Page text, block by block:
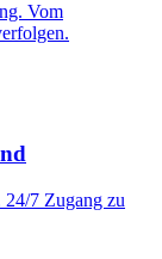
Vom
24/7 Zugang zu